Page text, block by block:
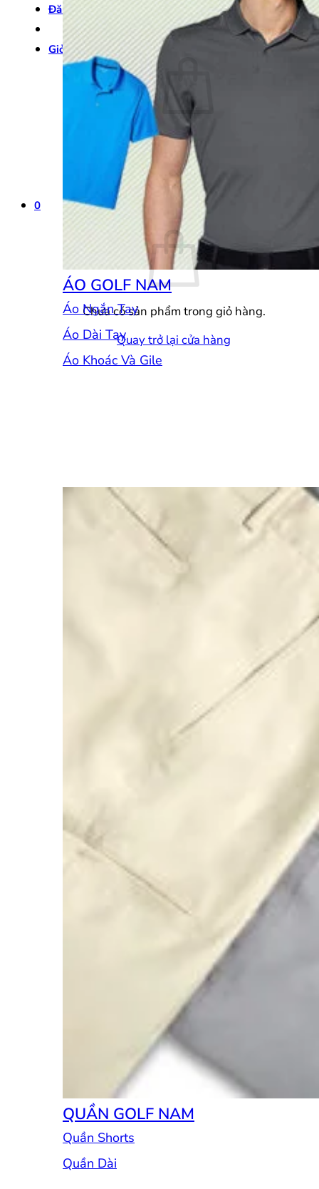
Đăng nhập
Giỏ hàng / 0₫ 0
Chưa có sản phẩm trong giỏ hàng.
Quay trở lại cửa hàng
0
Giỏ hàng
Chưa có sản phẩm trong giỏ hàng.
Quay trở lại cửa hàng
ÁO GOLF NAM
Áo Ngắn Tay
Áo Dài Tay
Áo Khoác Và Gile
QUẦN GOLF NAM
Quần Shorts
Quần Dài